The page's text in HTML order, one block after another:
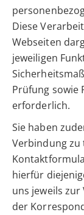
Diese
Webseiten
jeweiligen
Prüfung sowie
erforderlich.
Sie haben
Verbindung zu
hierfür
uns jeweils
der